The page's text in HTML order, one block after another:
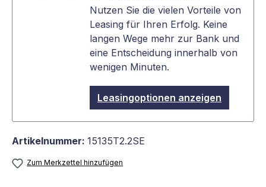
Nutzen Sie die vielen Vorteile von
Leasing für Ihren Erfolg. Keine
langen Wege mehr zur Bank und
eine Entscheidung innerhalb von
wenigen Minuten.
Leasingoptionen anzeigen
Artikelnummer: 15135T2.2SE
Zum Merkzettel hinzufügen